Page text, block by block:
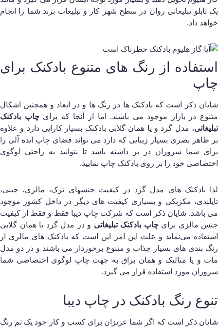
تابلو تبلیغاتی روان در سطح شهر کار و تبلیغات برند شما را انجام
داد.
از رنگ های متنوع بادکنک برای
ذکر است که بادکنک ها در رنگ ها و در ابعاد و همچنین اشکال
در بازار موجود می باشند. اما از آنجا که برای چاپ بادکنک
، مدل گرد و یا همان گلابی بادکنک بسیار کارایی دارد و علاوه
ظاهر بصری بسیار زیبایی که دارد می تواند فضای چاپ ایده آلی را
شما سروران در بر داشته باشد تا بتوانید به راحتی لوگوی
خود را بر روی بادکنک چاپ نمایید.
بادکنک های مدل گرد در کیفیت جنسهای ترک، مالزی، چینی،
مکزیکی و بسیاری کیفیت های دیگر در داخل کشور موجود
باشد. شایان ذکر است که شرکت چاپ دیبا فقط و فقط از کیفیت
مالزی برای چاپ بادکنک تبلیغاتیو در مدل گرد یا همان گلابی
می‌نماید و علت این امر این است که بادکنک های مالزی از
بندی های بسیار جذاب و متنوع برخوردار می باشند و در دو مدل
و یا متالیک و همان براق به جهت چاپ لوگوی اختصاصی شما
مورد استفاده قرار می گیرد.
رنگ بادکنک در چاپ دیبا
ذکر است که اگر شما عزیزان برای کسب و کار خود یک تم رنگ